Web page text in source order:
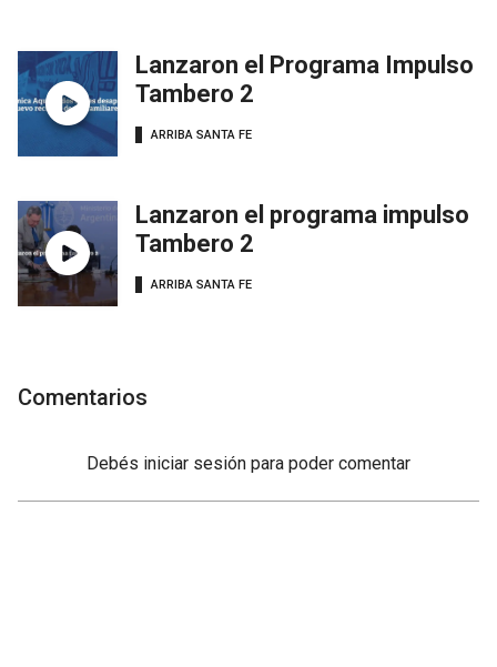
Lanzaron el Programa Impulso
Tambero 2
ARRIBA SANTA FE
Lanzaron el programa impulso
Tambero 2
ARRIBA SANTA FE
Comentarios
Debés iniciar sesión para poder comentar